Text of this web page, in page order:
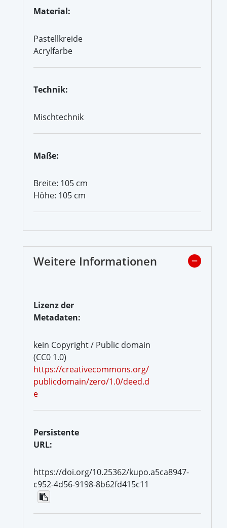
Material:
Pastellkreide
Acrylfarbe
Technik:
Mischtechnik
Maße:
Breite: 105 cm
Höhe: 105 cm
Weitere Informationen
Lizenz der
Metadaten:
kein Copyright / Public domain
(CC0 1.0)
https://creativecommons.org/
publicdomain/zero/1.0/deed.d
e
Persistente
URL:
https://doi.org/10.25362/kupo.a5ca8947-
c952-4d56-9198-8b62fd415c11